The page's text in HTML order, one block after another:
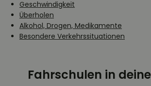
Geschwindigkeit
Überholen
Alkohol, Drogen, Medikamente
Besondere Verkehrssituationen
Fahrschulen in